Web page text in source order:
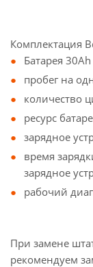
Комплектация
Батарея
пробег на
количество
ресурс
зарядное
время
зарядное
рабочий
При замене
рекомендуем